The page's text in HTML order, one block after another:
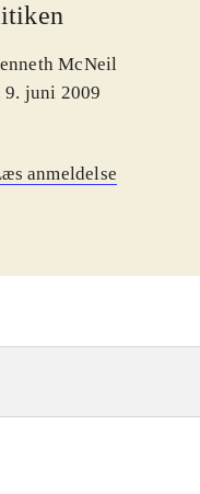
McNeil
9. juni 2009
anmeldelse